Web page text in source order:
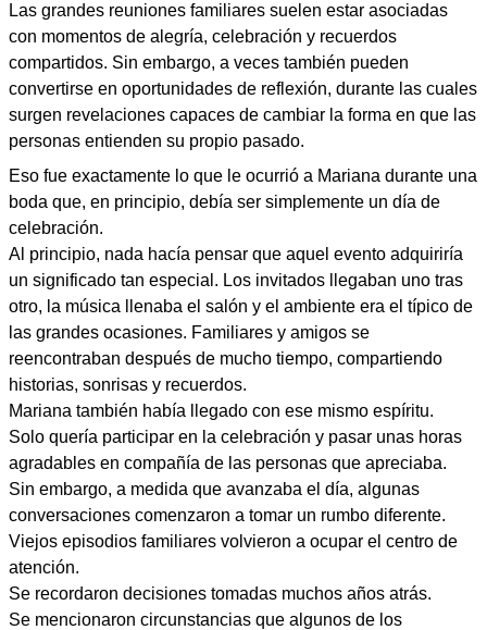
Las grandes reuniones familiares suelen estar asociadas
con momentos de alegría, celebración y recuerdos
compartidos. Sin embargo, a veces también pueden
convertirse en oportunidades de reflexión, durante las cuales
surgen revelaciones capaces de cambiar la forma en que las
personas entienden su propio pasado.
Eso fue exactamente lo que le ocurrió a Mariana durante una
boda que, en principio, debía ser simplemente un día de
celebración.
Al principio, nada hacía pensar que aquel evento adquiriría
un significado tan especial. Los invitados llegaban uno tras
otro, la música llenaba el salón y el ambiente era el típico de
las grandes ocasiones. Familiares y amigos se
reencontraban después de mucho tiempo, compartiendo
historias, sonrisas y recuerdos.
Mariana también había llegado con ese mismo espíritu.
Solo quería participar en la celebración y pasar unas horas
agradables en compañía de las personas que apreciaba.
Sin embargo, a medida que avanzaba el día, algunas
conversaciones comenzaron a tomar un rumbo diferente.
Viejos episodios familiares volvieron a ocupar el centro de
atención.
Se recordaron decisiones tomadas muchos años atrás.
Se mencionaron circunstancias que algunos de los